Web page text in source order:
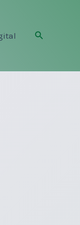
Rechercher